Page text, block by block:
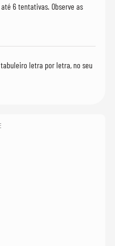
6 tentativas. Observe as
letra por letra, no seu